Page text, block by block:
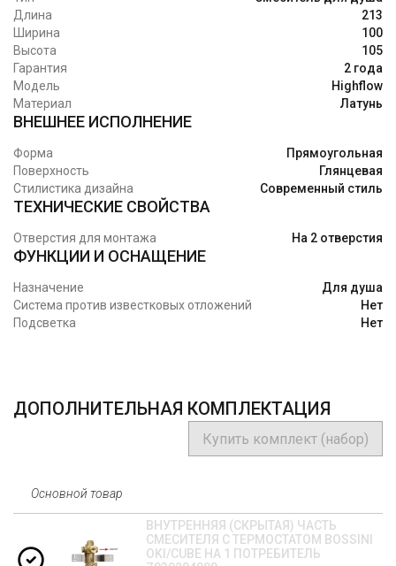
Длина
213
Ширина
100
Высота
105
Гарантия
2 года
Модель
Highflow
Материал
Латунь
ВНЕШНЕЕ ИСПОЛНЕНИЕ
Форма
Прямоугольная
Поверхность
Глянцевая
Стилистика дизайна
Современный стиль
ТЕХНИЧЕСКИЕ СВОЙСТВА
Отверстия для монтажа На 2 отверстия
ФУНКЦИИ И ОСНАЩЕНИЕ
Назначение
Для душа
Система против известковых отложений
Нет
Подсветка
Нет
ДОПОЛНИТЕЛЬНАЯ КОМПЛЕКТАЦИЯ
Купить комплект (набор)
Основной товар
ВНУТРЕННЯЯ (СКРЫТАЯ) ЧАСТЬ
СМЕСИТЕЛЯ С ТЕРМОСТАТОМ BOSSINI
OKI/CUBE НА 1 ПОТРЕБИТЕЛЬ